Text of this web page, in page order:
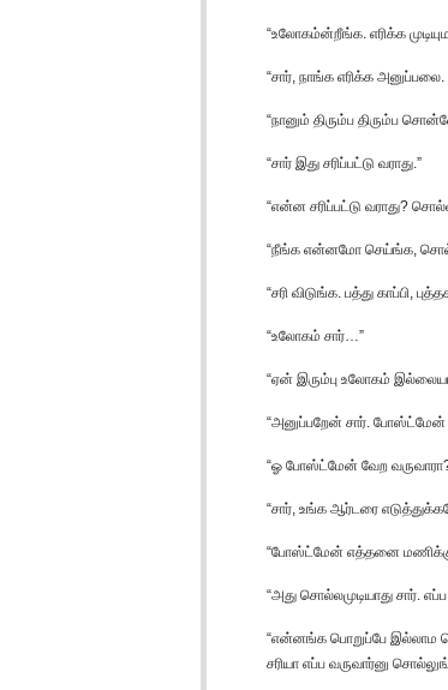
“உலோகம்ன்றீங்க. எரிக்க
“சார், நாங்க எரிக்க
“நானும் திரும்ப திரும்ப
“சார் இது சரிப்பட்டு வராது.”
“என்ன சரிப்பட்டு வராது?
“நீங்க என்னமோ செய்ங்க,
“சரி விடுங்க. பத்து காப்பி,
“உலோகம் சார்…”
“ஏன் இரும்பு உலோகம்
“அனுப்பறேன் சார். போஸ்ட்மேன்
“ஓ போஸ்ட்மேன் வேற
“சார், உங்க ஆர்டரை
“போஸ்ட்மேன் எத்தனை மணிக்கு
“அது சொல்லமுடியாது சார்.
“என்னங்க பொறுப்பே இல்லாம
சரியா எப்ப வருவார்னு